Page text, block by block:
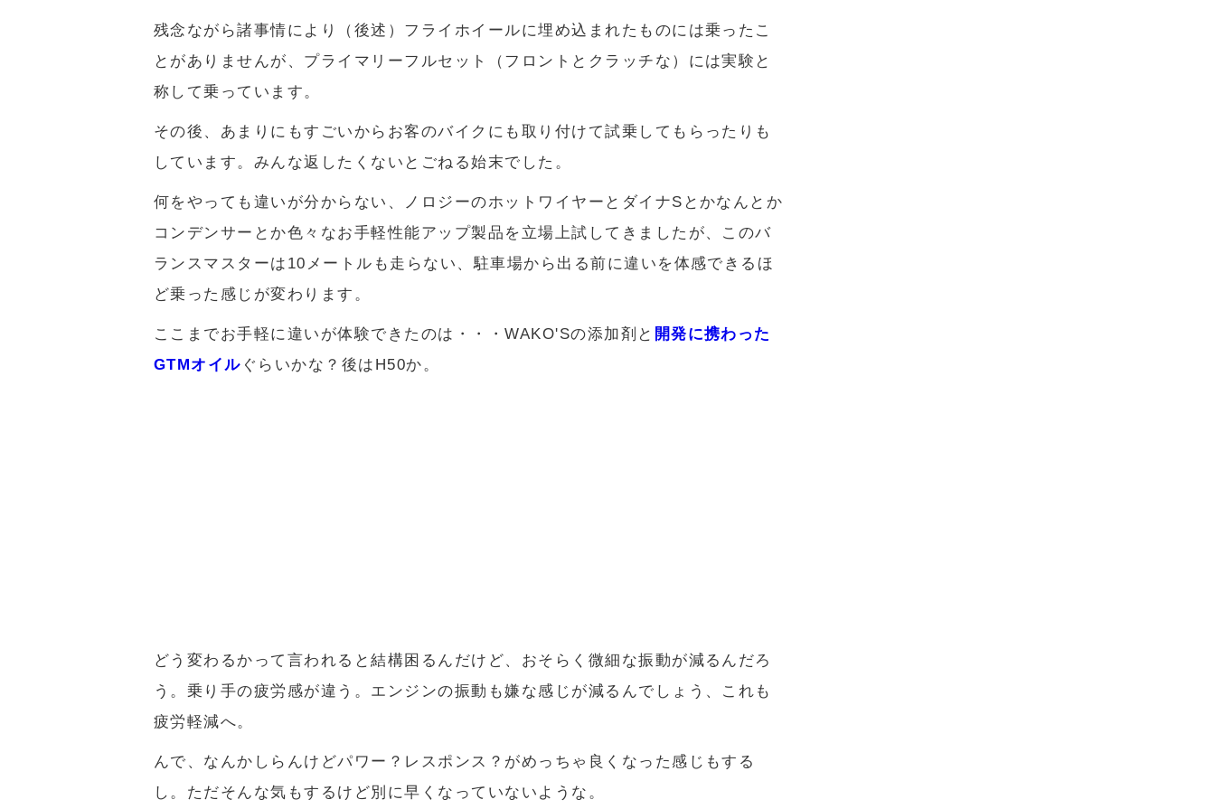
残念ながら諸事情により（後述）フライホイールに埋め込まれたものには乗ったこ
とがありませんが、プライマリーフルセット（フロントとクラッチな）には実験と
称して乗っています。
その後、あまりにもすごいからお客のバイクにも取り付けて試乗してもらったりも
しています。みんな返したくないとごねる始末でした。
何をやっても違いが分からない、ノロジーのホットワイヤーとダイナSとかなんとか
コンデンサーとか色々なお手軽性能アップ製品を立場上試してきましたが、このバ
ランスマスターは10メートルも走らない、駐車場から出る前に違いを体感できるほ
ど乗った感じが変わります。
ここまでお手軽に違いが体験できたのは・・・WAKO'Sの添加剤と 開発に携わった
GTMオイル ぐらいかな？後はH50か。
どう変わるかって言われると結構困るんだけど、おそらく微細な振動が減るんだろ
う。乗り手の疲労感が違う。エンジンの振動も嫌な感じが減るんでしょう、これも
疲労軽減へ。
んで、なんかしらんけどパワー？レスポンス？がめっちゃ良くなった感じもする
し。ただそんな気もするけど別に早くなっていないような。